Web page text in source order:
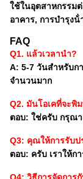
ใช้ในอุตสาหกรรม
อาคาร, การบํารุงน้ํ
FAQ
Q1. แล้วเวลานํา?
A: 5-7 วันสําหรับก
จํานวนมาก
Q2. มันโอเคที่จะ
ตอบ: ใช่ครับ กรุณา
Q3: คุณให้การรับป
ตอบ: ครับ เราให้ก